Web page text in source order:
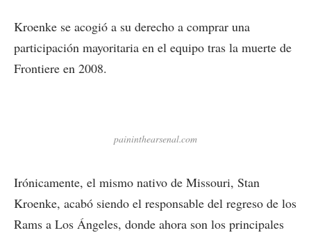
Kroenke se acogió a su derecho a comprar una
participación mayoritaria en el equipo tras la muerte de
Frontiere en 2008.
paininthearsenal.com
Irónicamente, el mismo nativo de Missouri, Stan
Kroenke, acabó siendo el responsable del regreso de los
Rams a Los Ángeles, donde ahora son los principales